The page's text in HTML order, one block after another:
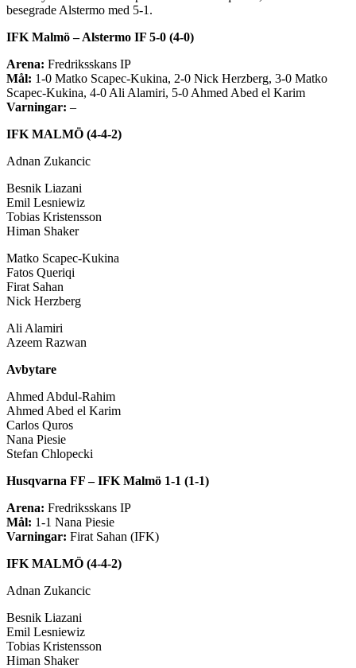
besegrade Alstermo med 5-1.
IFK Malmö – Alstermo IF 5-0 (4-0)
Arena: Fredriksskans IP
Mål: 1-0 Matko Scapec-Kukina, 2-0 Nick Herzberg, 3-0 Matko
Scapec-Kukina, 4-0 Ali Alamiri, 5-0 Ahmed Abed el Karim
Varningar: –
IFK MALMÖ (4-4-2)
Adnan Zukancic
Besnik Liazani
Emil Lesniewiz
Tobias Kristensson
Himan Shaker
Matko Scapec-Kukina
Fatos Queriqi
Firat Sahan
Nick Herzberg
Ali Alamiri
Azeem Razwan
Avbytare
Ahmed Abdul-Rahim
Ahmed Abed el Karim
Carlos Quros
Nana Piesie
Stefan Chlopecki
Husqvarna FF – IFK Malmö 1-1 (1-1)
Arena: Fredriksskans IP
Mål: 1-1 Nana Piesie
Varningar: Firat Sahan (IFK)
IFK MALMÖ (4-4-2)
Adnan Zukancic
Besnik Liazani
Emil Lesniewiz
Tobias Kristensson
Himan Shaker